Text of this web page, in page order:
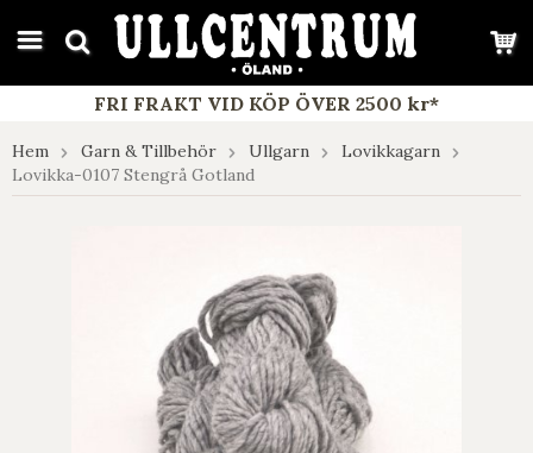
google-site-verification: google7e4b1026db5d9f32.html
FRI FRAKT VID KÖP ÖVER 2500 kr*
Hem Garn & Tillbehör Ullgarn
Lovikkagarn
Lovikka-0107 Stengrå Gotland